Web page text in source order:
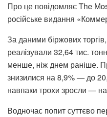
Про це повідомляє The
російське видання
За даними біржових
реалізували 32,64 тис.
менше, ніж днем раніше.
знизилися на 8,9% — до
навпаки трохи зросли —
Водночас попит суттєво